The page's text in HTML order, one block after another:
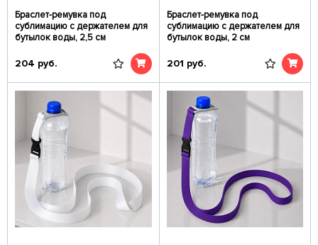
Браслет-ремувка под
сублимацию с держателем для
бутылок воды, 2,5 см
204 руб.
Браслет-ремувка под
сублимацию с держателем для
бутылок воды, 2 см
201 руб.